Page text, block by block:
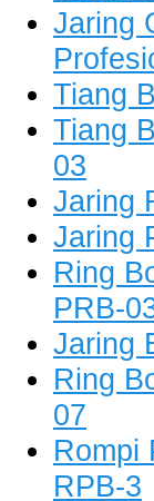
Jaring
Tiang
Tiang
03
Jaring
Jaring
Ring
PRB-
Jaring
Ring
07
Rompi
RPB-3